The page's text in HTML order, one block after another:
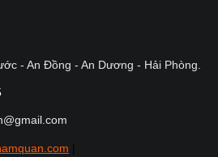
- An Đồng - An Dương - Hải Phòng.